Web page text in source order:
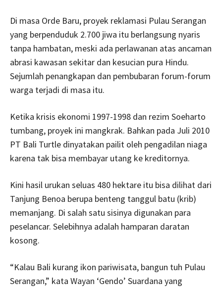
Di masa Orde Baru, proyek reklamasi Pulau Serangan
yang berpenduduk 2.700 jiwa itu berlangsung nyaris
tanpa hambatan, meski ada perlawanan atas ancaman
abrasi kawasan sekitar dan kesucian pura Hindu.
Sejumlah penangkapan dan pembubaran forum-forum
warga terjadi di masa itu.
Ketika krisis ekonomi 1997-1998 dan rezim Soeharto
tumbang, proyek ini mangkrak. Bahkan pada Juli 2010
PT Bali Turtle dinyatakan pailit oleh pengadilan niaga
karena tak bisa membayar utang ke kreditornya.
Kini hasil urukan seluas 480 hektare itu bisa dilihat dari
Tanjung Benoa berupa benteng tanggul batu (krib)
memanjang. Di salah satu sisinya digunakan para
peselancar. Selebihnya adalah hamparan daratan
kosong.
“Kalau Bali kurang ikon pariwisata, bangun tuh Pulau
Serangan,” kata Wayan ‘Gendo’ Suardana yang